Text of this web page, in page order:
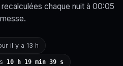
chaque nuit à 00:05
il y a 13 h
10 h 19 min 39 s